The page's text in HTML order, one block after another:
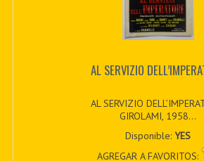
AL SERVIZIO
AL SERVIZIO
GIROLAMI, 1958...
Disponible:YES
AGREGAR A FAVORITOS: